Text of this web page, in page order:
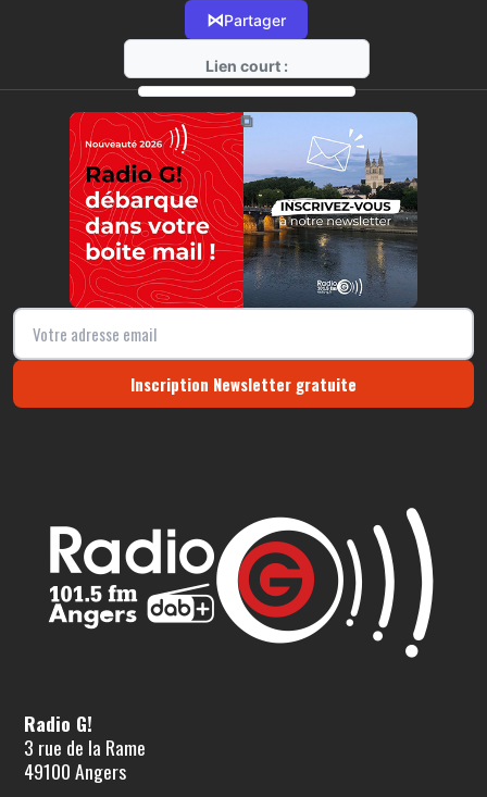
⋈Partager
Lien court :
https://radio-g.fr?20150
⧉
Inscription Newsletter gratuite
Radio G!
3 rue de la Rame
49100 Angers